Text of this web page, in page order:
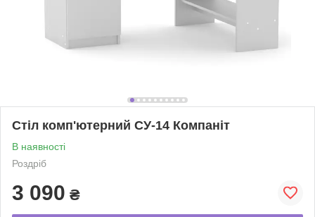
Стіл комп'ютерний СУ-14 Компаніт
В наявності
Роздріб
3 090 ₴